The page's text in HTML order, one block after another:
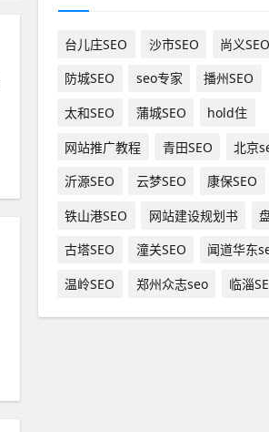
台儿庄SEO 沙市SEO
尚义SEO
防城SEO
seo专家
播州SEO
太和SEO
蒲城SEO
hold住
网站推广教程
青田SEO
北京
沂源SEO
云梦SEO
康保SEO
铁山港SEO
网站建设规划书
古塔SEO
潼关SEO
闻道华东
温岭SEO
郑州众志seo 临淄